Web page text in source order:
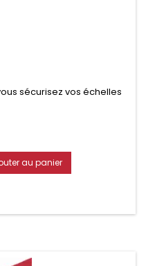
sécurisez vos échelles
vol que pendant le
au panier